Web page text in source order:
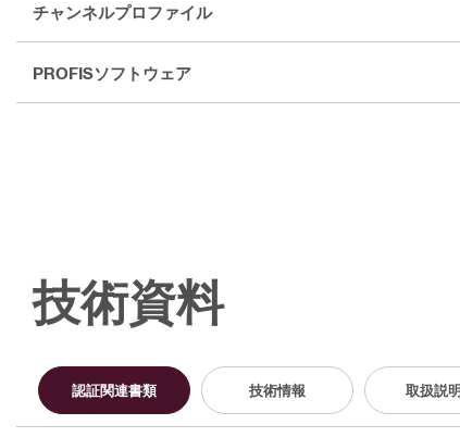
チャンネルプロファイル
PROFISソフトウェア
技術資料
認証関連書類 技術情報 取扱説